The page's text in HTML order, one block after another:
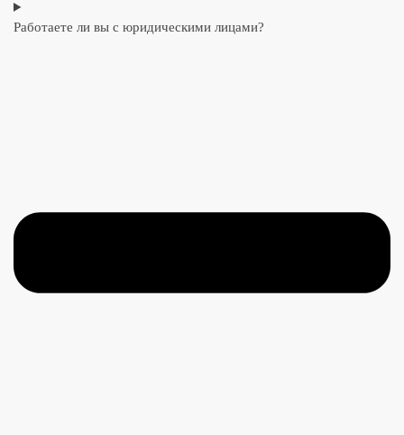
Работаете ли вы с юридическими лицами?